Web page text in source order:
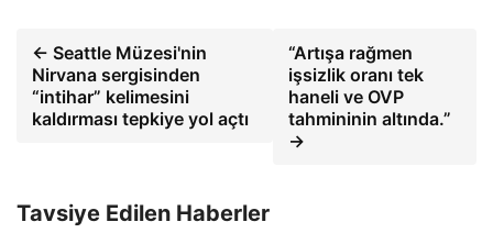
← Seattle Müzesi'nin
Nirvana sergisinden
“intihar” kelimesini
kaldırması tepkiye yol açtı
“Artışa rağmen
işsizlik oranı tek
haneli ve OVP
tahmininin altında.”
→
Tavsiye Edilen Haberler